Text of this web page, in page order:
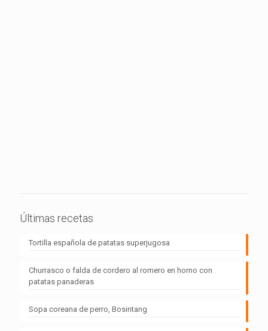
Últimas recetas
Tortilla española de patatas superjugosa
Churrasco o falda de cordero al romero en horno con
patatas panaderas
Sopa coreana de perro, Bosintang